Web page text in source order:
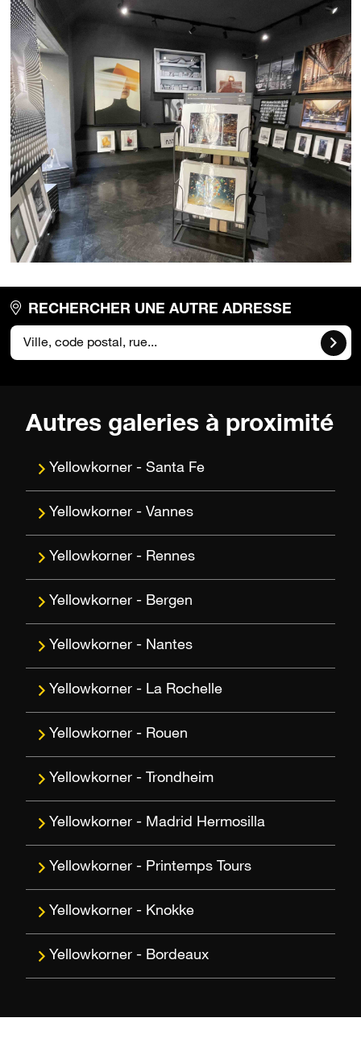
RECHERCHER UNE AUTRE ADRESSE
Autres galeries à proximité
Santa Fe
Vannes
Rennes
Bergen
Nantes
La Rochelle
Rouen
Trondheim
Madrid Hermosilla
Printemps Tours
Knokke
Bordeaux